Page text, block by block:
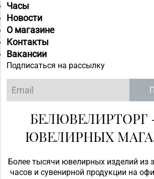
Часы
Новости
О магазине
Контакты
Вакансии
Подписаться на рассылку
БЕЛЮВЕЛИРТОРГ
ЮВЕЛИРНЫХ
Более тысячи ювелирных изделий из
часов и сувенирной продукции на